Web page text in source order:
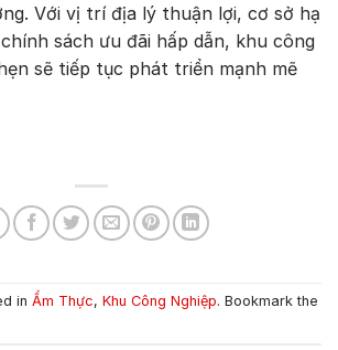
Với vị trí địa lý thuận lợi, cơ sở hạ
sách ưu đãi hấp dẫn, khu công
sẽ tiếp tục phát triển mạnh mẽ
in Ẩm Thực, Khu Công Nghiệp. Bookmark the